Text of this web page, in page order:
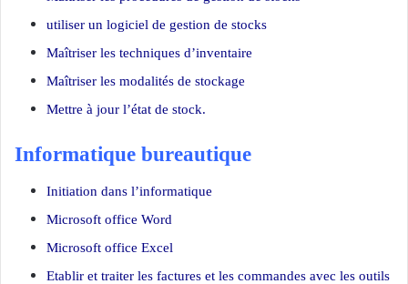
utiliser un logiciel de gestion de stocks
Maîtriser les techniques d’inventaire
Maîtriser les modalités de stockage
Mettre à jour l’état de stock.
Informatique bureautique
Initiation dans l’informatique
Microsoft office Word
Microsoft office Excel
Etablir et traiter les factures et les commandes avec les outils